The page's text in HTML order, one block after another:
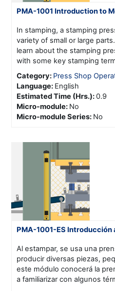
PMA-1001 Introduction to
In stamping, a stamping
variety of small or large
learn about the stamping
with some key stamping
Category: Press Shop
Language: English
Estimated Time (Hrs.):0.9
Micro-module: No
Micro-module Series: No
PMA-1001-ES
Al estampar, se usa una
producir diversas piezas,
este módulo conocerá la
a familiarizar con algunos